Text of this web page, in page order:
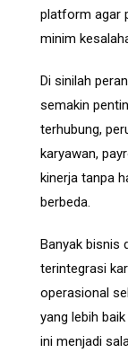
platform agar
minim
Di sinilah peran
semakin
terhubung,
karyawan,
kinerja tanpa
berbeda.
Banyak bisnis
terintegrasi
operasional
yang lebih
ini menjadi